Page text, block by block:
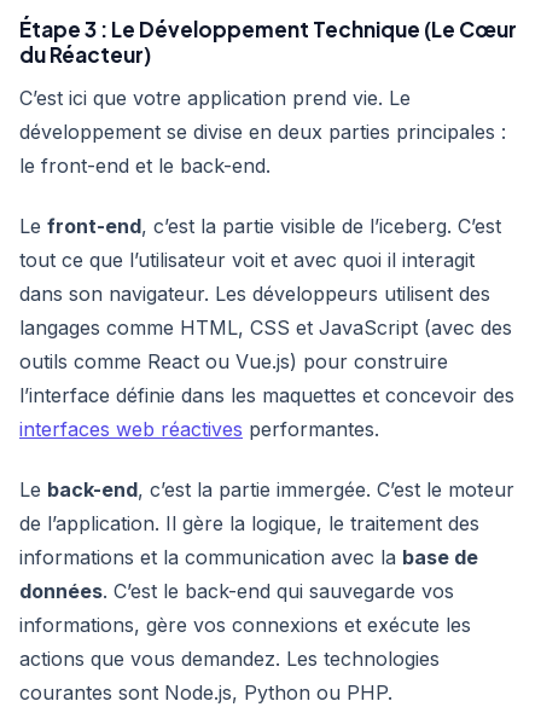
Étape 3 : Le Développement Technique (Le Cœur
du Réacteur)
C’est ici que votre application prend vie. Le
développement se divise en deux parties principales :
le front-end et le back-end.
Le front-end, c’est la partie visible de l’iceberg. C’est
tout ce que l’utilisateur voit et avec quoi il interagit
dans son navigateur. Les développeurs utilisent des
langages comme HTML, CSS et JavaScript (avec des
outils comme React ou Vue.js) pour construire
l’interface définie dans les maquettes et concevoir des
interfaces web réactives performantes.
Le back-end, c’est la partie immergée. C’est le moteur
de l’application. Il gère la logique, le traitement des
informations et la communication avec la base de
données. C’est le back-end qui sauvegarde vos
informations, gère vos connexions et exécute les
actions que vous demandez. Les technologies
courantes sont Node.js, Python ou PHP.